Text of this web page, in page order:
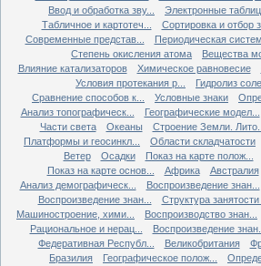
Ввод и обработка зву...
Электронные
Табличное и картотеч...
Сортировка и отбор
Современные представ...
Периодическая
Степень окисления атома
Вещества
Влияние катализаторов
Химическое равновесие
Условия протекания р...
Гидролиз
Сравнение способов к...
Условные знаки
Анализ топографическ...
Географические модел...
Части света
Океаны Строение Земли. Лито...
Платформы и геосинкл...
Области складчатости
Ветер
Осадки Показ на карте полож...
Показ на карте основ...
Африка Австралия
Анализ демографическ...
Воспроизведение знан...
Воспроизведение знан...
Структура занятости
Машиностроение, хими...
Воспроизводство знан...
Рациональное и нерац...
Воспроизведение знан...
Федеративная Республ...
Великобритания
Бразилия
Географическое полож...